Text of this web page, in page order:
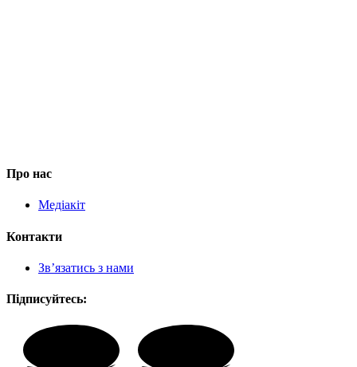
Про нас
Медіакіт
Контакти
Зв’язатись з нами
Підписуйтесь: